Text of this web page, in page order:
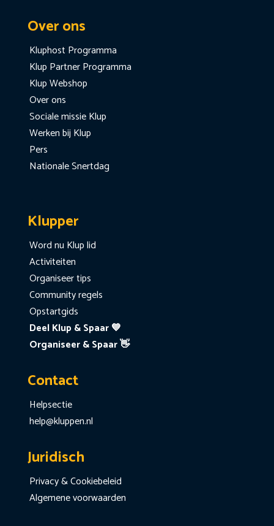
Over ons
Kluphost Programma
Klup Partner Programma
Klup Webshop
Over ons
Sociale missie Klup
Werken bij Klup
Pers
Nationale Snertdag
Klupper
Word nu Klup lid
Activiteiten
Organiseer tips
Community regels
Opstartgids
Deel Klup & Spaar 💙
Organiseer & Spaar 👋
Contact
Helpsectie
help@kluppen.nl
Juridisch
Privacy & Cookiebeleid
Algemene voorwaarden